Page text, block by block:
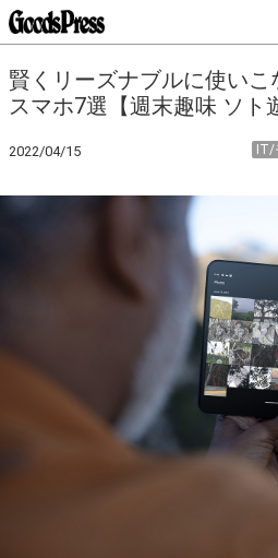
賢くリーズナブルに使い
スマホ7選【週末趣味 ソト
2022/04/15 IT/